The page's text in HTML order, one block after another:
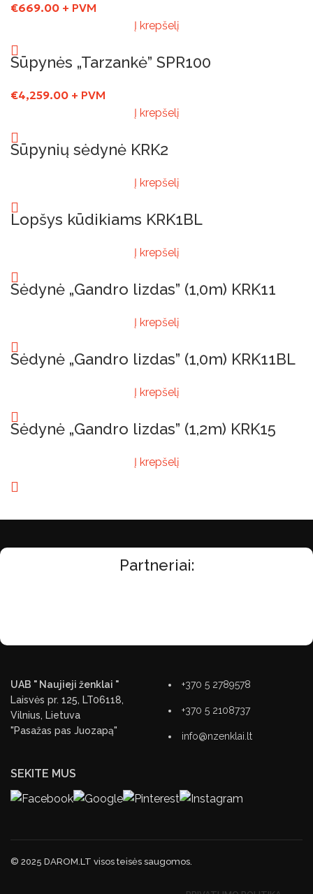
€669.00 + PVM
Į krepšelį
Sūpynės „Tarzankė” SPR100
€4,259.00 + PVM
Į krepšelį
Sūpynių sėdynė KRK2
Į krepšelį
Lopšys kūdikiams KRK1BL
Į krepšelį
Sėdynė „Gandro lizdas” (1,0m) KRK11
Į krepšelį
Sėdynė „Gandro lizdas” (1,0m) KRK11BL
Į krepšelį
Sėdynė „Gandro lizdas” (1,2m) KRK15
Į krepšelį
Partneriai:
UAB " Naujieji ženklai "
Laisvės pr. 125, LT06118,
Vilnius, Lietuva
"Pasažas pas Juozapą"
+370 5 2789578
+370 5 2108737
info@nzenklai.lt
SEKITE MUS
© 2025 DAROM.LT visos teisės saugomos.